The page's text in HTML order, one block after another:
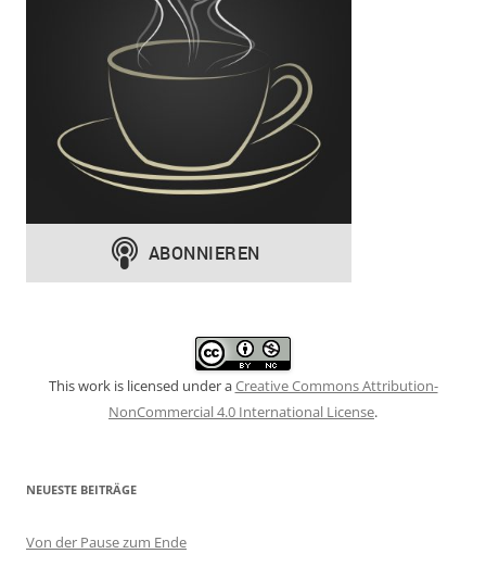
This work is licensed under aCreative Commons Attribution-
NonCommercial 4.0 International License.
NEUESTE BEITRÄGE
Von der Pause zum Ende